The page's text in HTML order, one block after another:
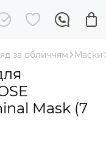
за обличчям Маски
Mask (7